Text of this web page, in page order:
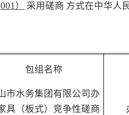
） 采用磋商 方式在中华人
包组名称
市水务集团有限公司办
具（板式）竞争性磋商